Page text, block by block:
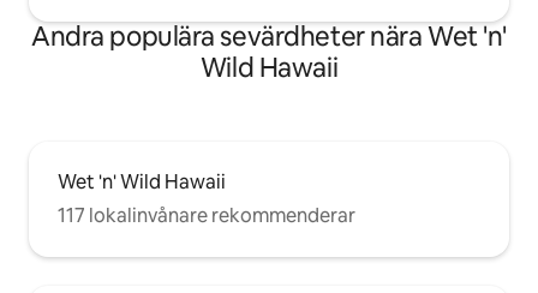
Andra populära sevärdheter nära Wet 'n'
Wild Hawaii
Wet 'n' Wild Hawaii
117 lokalinvånare rekommenderar